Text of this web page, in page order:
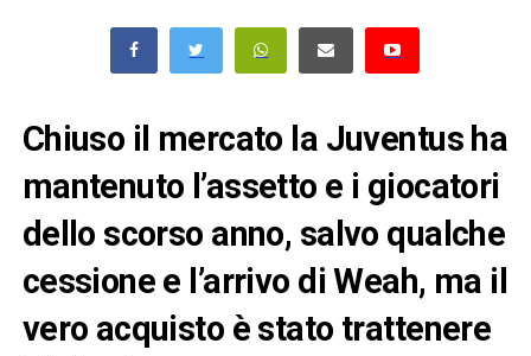
Chiuso il mercato la Juventus ha
mantenuto l’assetto e i giocatori
dello scorso anno, salvo qualche
cessione e l’arrivo di Weah, ma il
vero acquisto è stato trattenere